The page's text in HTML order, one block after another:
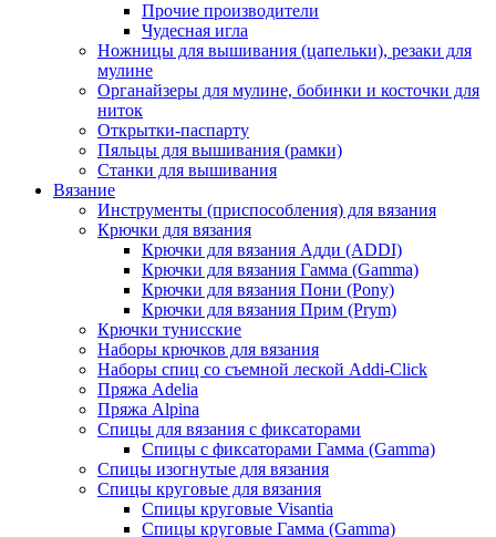
Прочие производители
Чудесная игла
Ножницы для вышивания (цапельки), резаки для
мулине
Органайзеры для мулине, бобинки и косточки для
ниток
Открытки-паспарту
Пяльцы для вышивания (рамки)
Станки для вышивания
Вязание
Инструменты (приспособления) для вязания
Крючки для вязания
Крючки для вязания Адди (ADDI)
Крючки для вязания Гамма (Gamma)
Крючки для вязания Пони (Pony)
Крючки для вязания Прим (Prym)
Крючки тунисские
Наборы крючков для вязания
Наборы спиц со съемной леской Addi-Click
Пряжа Adelia
Пряжа Alpina
Спицы для вязания с фиксаторами
Спицы с фиксаторами Гамма (Gamma)
Спицы изогнутые для вязания
Спицы круговые для вязания
Спицы круговые Visantia
Спицы круговые Гамма (Gamma)